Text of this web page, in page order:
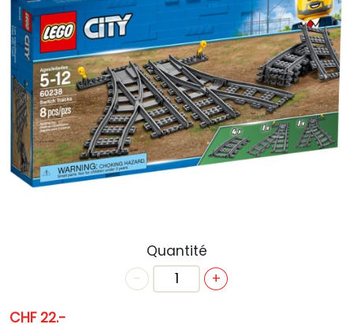
A PROPOS
ACTUALITÉS
ANNIVERSAIRE
BONS CADEAUX
CONTACT
Quantité
-
+
CHF 22.-